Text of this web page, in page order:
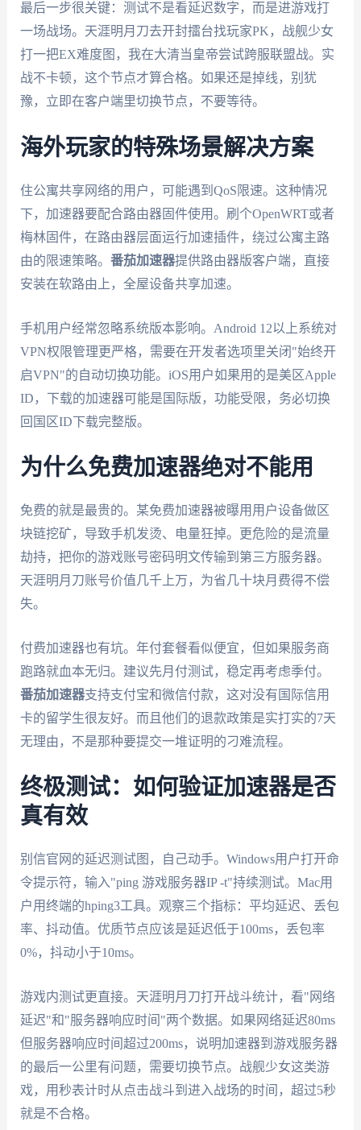
最后一步很关键：测试不是看延迟数字，而是进游戏打
一场战场。天涯明月刀去开封擂台找玩家PK，战舰少女
打一把EX难度图，我在大清当皇帝尝试跨服联盟战。实
战不卡顿，这个节点才算合格。如果还是掉线，别犹
豫，立即在客户端里切换节点，不要等待。
海外玩家的特殊场景解决方案
住公寓共享网络的用户，可能遇到QoS限速。这种情况
下，加速器要配合路由器固件使用。刷个OpenWRT或者
梅林固件，在路由器层面运行加速插件，绕过公寓主路
由的限速策略。 番茄加速器提供路由器版客户端，直接
安装在软路由上，全屋设备共享加速。
手机用户经常忽略系统版本影响。Android 12以上系统对
VPN权限管理更严格，需要在开发者选项里关闭"始终开
启VPN"的自动切换功能。iOS用户如果用的是美区Apple
ID，下载的加速器可能是国际版，功能受限，务必切换
回国区ID下载完整版。
为什么免费加速器绝对不能用
免费的就是最贵的。某免费加速器被曝用用户设备做区
块链挖矿，导致手机发烫、电量狂掉。更危险的是流量
劫持，把你的游戏账号密码明文传输到第三方服务器。
天涯明月刀账号价值几千上万，为省几十块月费得不偿
失。
付费加速器也有坑。年付套餐看似便宜，但如果服务商
跑路就血本无归。建议先月付测试，稳定再考虑季付。
番茄加速器支持支付宝和微信付款，这对没有国际信用
卡的留学生很友好。而且他们的退款政策是实打实的7天
无理由，不是那种要提交一堆证明的刁难流程。
终极测试：如何验证加速器是否
真有效
别信官网的延迟测试图，自己动手。Windows用户打开命
令提示符，输入"ping 游戏服务器IP -t"持续测试。Mac用
户用终端的hping3工具。观察三个指标：平均延迟、丢包
率、抖动值。优质节点应该是延迟低于100ms，丢包率
0%，抖动小于10ms。
游戏内测试更直接。天涯明月刀打开战斗统计，看"网络
延迟"和"服务器响应时间"两个数据。如果网络延迟80ms
但服务器响应时间超过200ms，说明加速器到游戏服务器
的最后一公里有问题，需要切换节点。战舰少女这类游
戏，用秒表计时从点击战斗到进入战场的时间，超过5秒
就是不合格。